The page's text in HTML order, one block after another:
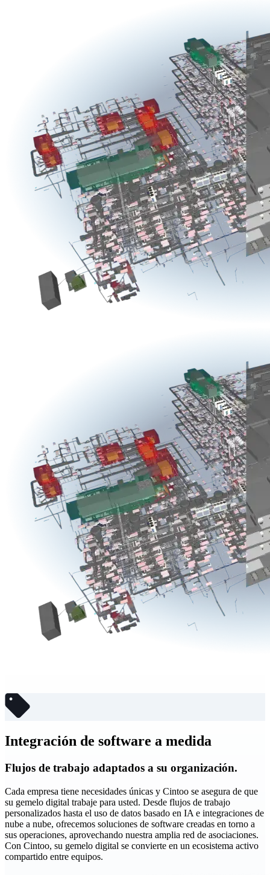
Integración de software a medida
Flujos de trabajo adaptados a su organización.
Cada empresa tiene necesidades únicas y Cintoo se asegura de que
su gemelo digital trabaje para usted. Desde flujos de trabajo
personalizados hasta el uso de datos basado en IA e integraciones de
nube a nube, ofrecemos soluciones de software creadas en torno a
sus operaciones, aprovechando nuestra amplia red de asociaciones.
Con Cintoo, su gemelo digital se convierte en un ecosistema activo
compartido entre equipos.